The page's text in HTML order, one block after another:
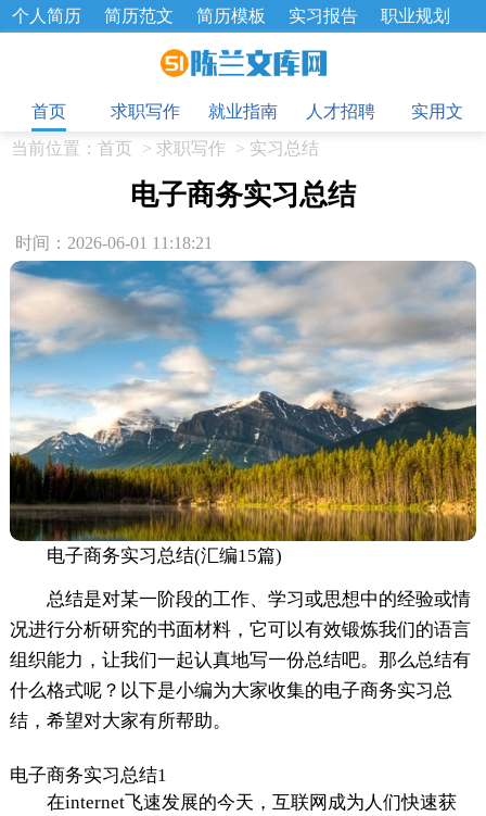
个人简历 简历范文 简历模板 实习报告
职业规划
招聘选拔 绩效考核 企业文化
工作总结
辞职报告
首页
求职写作 就业指南 人才招聘
实用文
当前位置： 首页 > 求职写作 > 实习总结
电子商务实习总结
时间：2026-06-01 11:18:21
电子商务实习总结(汇编15篇)
总结是对某一阶段的工作、学习或思想中的经验或情
况进行分析研究的书面材料，它可以有效锻炼我们的语言
组织能力，让我们一起认真地写一份总结吧。那么总结有
什么格式呢？以下是小编为大家收集的电子商务实习总
结，希望对大家有所帮助。
电子商务实习总结1
在internet飞速发展的今天，互联网成为人们快速获